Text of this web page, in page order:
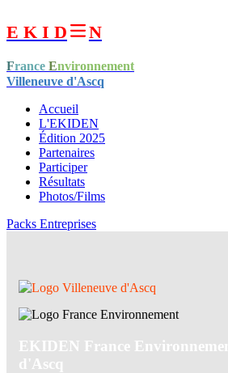
E K I D N
France Environnement
Villeneuve d'Ascq
Accueil
L'EKIDEN
Édition 2025
Partenaires
Participer
Résultats
Photos/Films
Packs Entreprises
EKIDEN France
d'Ascq